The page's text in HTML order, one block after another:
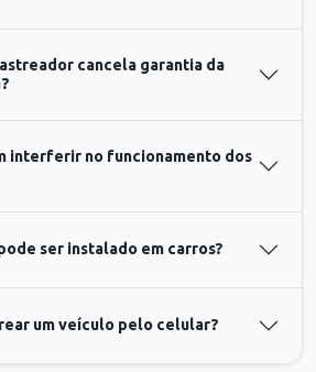
cancela garantia da
interferir no funcionamento dos
ser instalado em carros?
um veículo pelo celular?